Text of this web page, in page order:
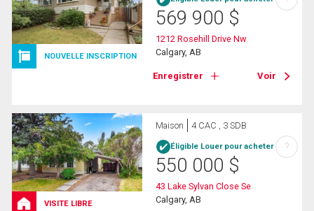
NOUVELLE INSCRIPTION
569 900 $
1212 Rosehill Drive Nw
Calgary, AB
Enregistrer Voir
VISITE LIBRE
Maison 4 CAC , 3 SDB
Éligible Louer pour acheter
550 000 $
43 Lake Sylvan Close Se
Calgary, AB
?